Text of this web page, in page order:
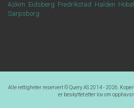
Askim Eidsberg Fredrikstad Halden Hobøl
Sarpsborg
Alle rettigheter reservert ©Query AS2014 - 2026.
er beskyttet etter lov om